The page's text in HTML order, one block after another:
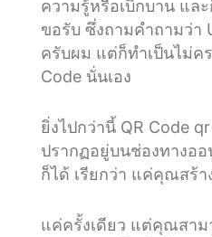
ความรู้หรือเบิกบาน แล
ขอรับ ซึ่งถามคำถามว่า
ครับผม แต่ก็ทำเป็นไม่ค
Code นั่นเอง
ยิ่งไปกว่านี้ QR Code
ปรากฏอยู่บนช่องทางอ
ก็ได้ เรียกว่า แค่คุณสร้า
แค่ครั้งเดียว แต่คุณสาม